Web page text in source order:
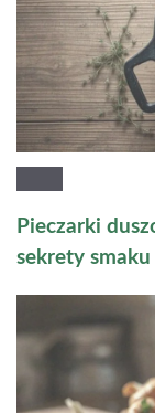
Pieczarki
sekrety smaku